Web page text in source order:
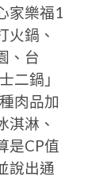
家樂福1
火鍋、
、台
二鍋」
肉品加
淇淋、
是CP值
說出通